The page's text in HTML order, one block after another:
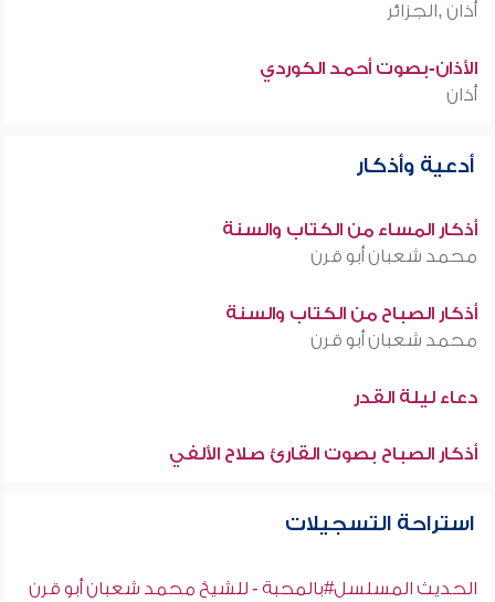
أذان ,الجزائر
الأذان-بصوت أحمد الكوردي
أذان
أدعية وأذكار
أذكار المساء من الكتاب والسنة
محمد شعبان أبو قرن
أذكار الصباح من الكتاب والسنة
محمد شعبان أبو قرن
دعاء ليلة القدر
أذكار الصباح بصوت القارئ صلاح الألفي
استراحة التسجيلات
الحديث المسلسل#بالمحبة - للشيخ محمد شعبان أبو قرن